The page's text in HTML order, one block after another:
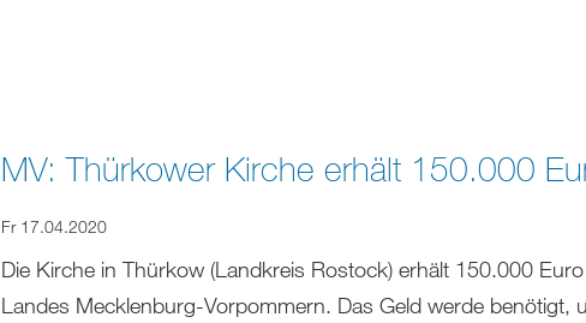
MV: Thürkower Kirche erhält 150.000
Fr 17.04.2020
Die Kirche in Thürkow (Landkreis Rostock) erhält 150.000
Landes Mecklenburg-Vorpommern. Das Geld werde benötigt,